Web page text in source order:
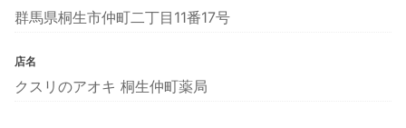
群馬県桐生市仲町二丁目11番17号
店名
クスリのアオキ 桐生仲町薬局